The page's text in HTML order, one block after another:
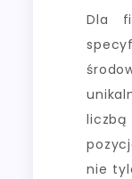
Dla
nie